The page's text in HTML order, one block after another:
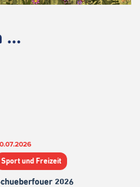
...
Sport und Freizeit
2026